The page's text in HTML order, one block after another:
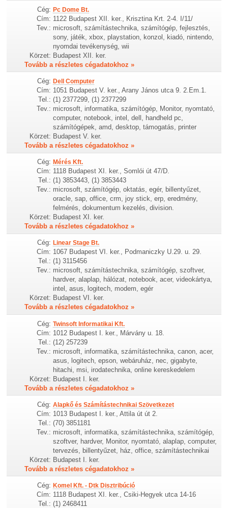
Cég: Pc Dome Bt.
Cím: 1122 Budapest XII. ker., Krisztina Krt. 2-4. I/11/
Tev.: microsoft, számítástechnika, számítógép, fejlesztés,
sony, játék, xbox, playstation, konzol, kiadó, nintendo,
nyomdai tevékenység, wii
Körzet: Budapest XII. ker.
Tovább a részletes cégadatokhoz »
Cég: Dell Computer
Cím: 1051 Budapest V. ker., Arany János utca 9. 2.Em.1.
Tel.: (1) 2377299, (1) 2377299
Tev.: microsoft, informatika, számítógép, Monitor, nyomtató,
computer, notebook, intel, dell, handheld pc,
számítógépek, amd, desktop, támogatás, printer
Körzet: Budapest V. ker.
Tovább a részletes cégadatokhoz »
Cég: Mérés Kft.
Cím: 1118 Budapest XI. ker., Somlói út 47/D.
Tel.: (1) 3853443, (1) 3853443
Tev.: microsoft, számítógép, oktatás, egér, billentyűzet,
oracle, sap, office, crm, joy stick, erp, eredmény,
felmérés, dokumentum kezelés, division.
Körzet: Budapest XI. ker.
Tovább a részletes cégadatokhoz »
Cég: Linear Stage Bt.
Cím: 1067 Budapest VI. ker., Podmaniczky U.29. u. 29.
Tel.: (1) 3115456
Tev.: microsoft, számítástechnika, számítógép, szoftver,
hardver, alaplap, hálózat, notebook, acer, videokártya,
intel, asus, logitech, modem, egér
Körzet: Budapest VI. ker.
Tovább a részletes cégadatokhoz »
Cég: Twinsoft Informatikai Kft.
Cím: 1012 Budapest I. ker., Márvány u. 18.
Tel.: (12) 257239
Tev.: microsoft, informatika, számítástechnika, canon, acer,
asus, logitech, epson, webáruház, nec, gigabyte,
hitachi, msi, irodatechnika, online kereskedelem
Körzet: Budapest I. ker.
Tovább a részletes cégadatokhoz »
Cég: Alapkő és Számítástechnikai Szövetkezet
Cím: 1013 Budapest I. ker., Attila út út 2.
Tel.: (70) 3851181
Tev.: microsoft, informatika, számítástechnika, számítógép,
szoftver, hardver, Monitor, nyomtató, alaplap, computer,
tervezés, billentyűzet, ház, office, számítástechnikai
Körzet: Budapest I. ker.
Tovább a részletes cégadatokhoz »
Cég: Komel Kft. - Dtk Disztribúció
Cím: 1118 Budapest XI. ker., Csiki-Hegyek utca 14-16
Tel.: (1) 2468411